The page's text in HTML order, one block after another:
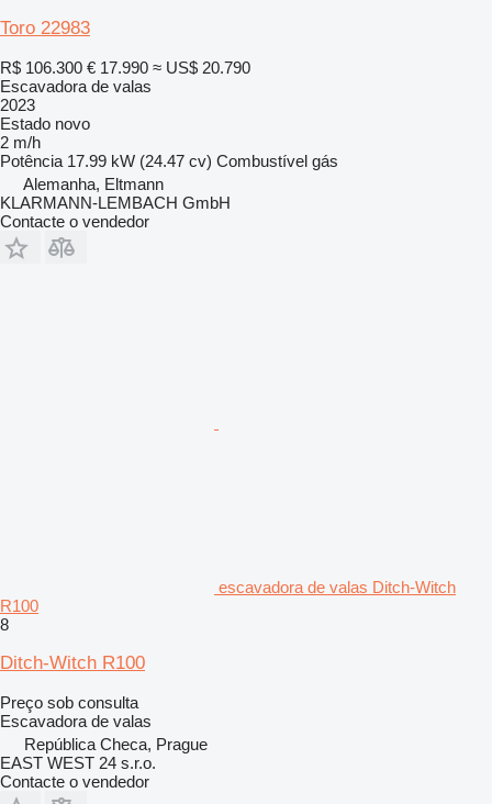
Toro 22983
R$ 106.300 € 17.990 ≈ US$ 20.790
Escavadora de valas
2023
Estado novo
2 m/h
Potência 17.99 kW (24.47 cv) Combustível gás
Alemanha, Eltmann
KLARMANN-LEMBACH GmbH
Contacte o vendedor
escavadora de valas Ditch-Witch
R100
8
Ditch-Witch R100
Preço sob consulta
Escavadora de valas
República Checa, Prague
EAST WEST 24 s.r.o.
Contacte o vendedor